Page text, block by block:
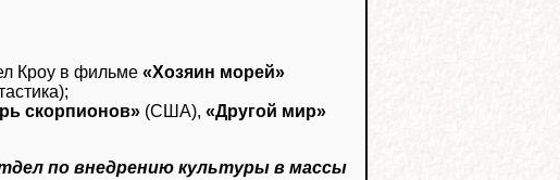
Кроу в фильме «Хозяин морей»
скорпионов» (США), «Другой мир»
по внедрению культуры в массы